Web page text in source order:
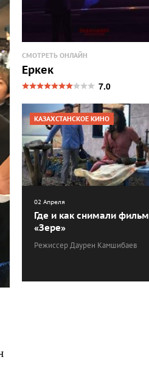
СМОТРЕТЬ ОНЛАЙН
Еркек
7.0
КАЗАХСТАНСКОЕ КИНО
02 Апреля
Где и как снимали фильм
«Зере»
Режиссер Даурен Камшибаев